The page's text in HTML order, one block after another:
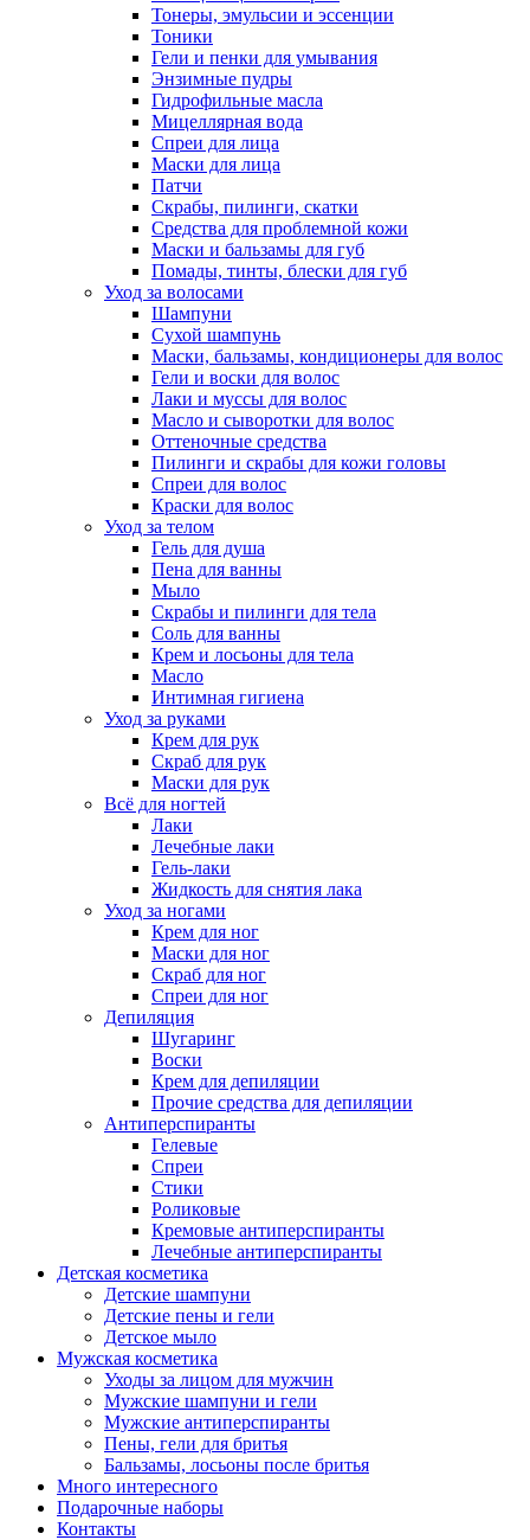
Тонеры, эмульсии и эссенции
Тоники
Гели и пенки для умывания
Энзимные пудры
Гидрофильные масла
Мицеллярная вода
Спреи для лица
Маски для лица
Патчи
Скрабы, пилинги, скатки
Средства для проблемной кожи
Маски и бальзамы для губ
Помады, тинты, блески для губ
Уход за волосами
Шампуни
Сухой шампунь
Маски, бальзамы, кондиционеры для волос
Гели и воски для волос
Лаки и муссы для волос
Масло и сыворотки для волос
Оттеночные средства
Пилинги и скрабы для кожи головы
Спреи для волос
Краски для волос
Уход за телом
Гель для душа
Пена для ванны
Мыло
Скрабы и пилинги для тела
Соль для ванны
Крем и лосьоны для тела
Масло
Интимная гигиена
Уход за руками
Крем для рук
Скраб для рук
Маски для рук
Всё для ногтей
Лаки
Лечебные лаки
Гель-лаки
Жидкость для снятия лака
Уход за ногами
Крем для ног
Маски для ног
Скраб для ног
Спреи для ног
Депиляция
Шугаринг
Воски
Крем для депиляции
Прочие средства для депиляции
Антиперспиранты
Гелевые
Спреи
Стики
Роликовые
Кремовые антиперспиранты
Лечебные антиперспиранты
Детская косметика
Детские шампуни
Детские пены и гели
Детское мыло
Мужская косметика
Уходы за лицом для мужчин
Мужские шампуни и гели
Мужские антиперспиранты
Пены, гели для бритья
Бальзамы, лосьоны после бритья
Много интересного
Подарочные наборы
Контакты